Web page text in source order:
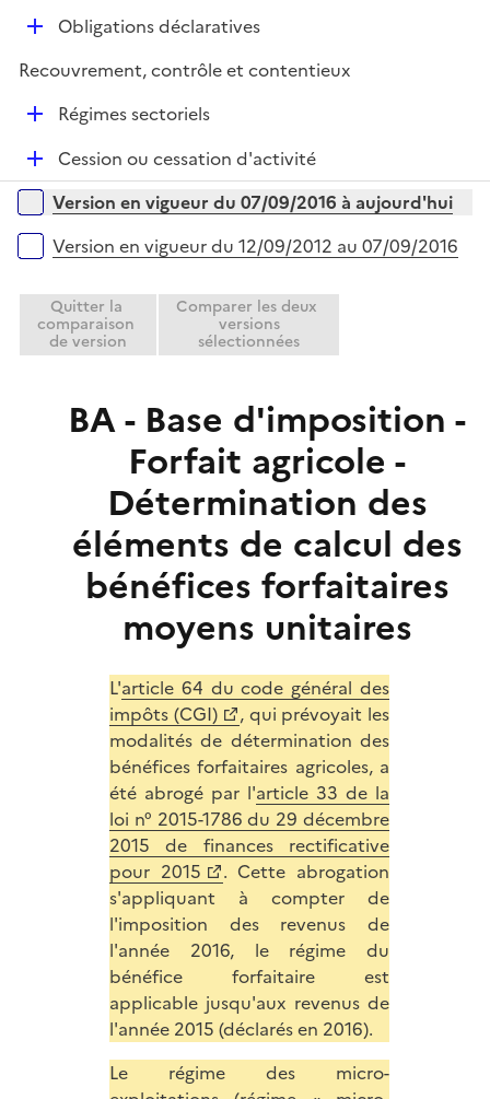
e
i
D
p
r
Obligations déclaratives
Recouvrement, contrôle et contentieux
D
e
Régimes sectoriels
D
é
p
e
r
Cession ou cessation d'activité
Versions sur la période
Version en vigueur du 07/09/2016 à aujourd'hui
Version en vigueur du 12/09/2012 au 07/09/2016
Quitter la
comparaison
de version
Comparer les deux
versions
sélectionnées
BA - Base d'imposition -
Forfait agricole -
Détermination des
éléments de calcul des
bénéfices forfaitaires
moyens unitaires
L'article 64 du code général des
impôts (CGI)
, qui prévoyait les
modalités de détermination des
bénéfices forfaitaires agricoles, a
été abrogé par l'article 33 de la
loi n° 2015-1786 du 29 décembre
2015 de finances rectificative
pour 2015
. Cette abrogation
s'appliquant à compter de
l'imposition des revenus de
l'année 2016, le régime du
bénéfice forfaitaire est
applicable jusqu'aux revenus de
l'année 2015 (déclarés en 2016).
Le régime des micro-